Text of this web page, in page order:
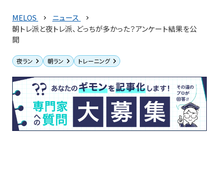
MELOS
ニュース
朝トレ派と夜トレ派、どっちが多かった？アンケート結果を公
開
夜ラン 朝ラン トレーニング